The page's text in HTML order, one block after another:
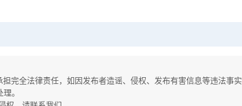
完全法律责任，如因发布者造谣、侵权、发布有害信息等违法事实
。